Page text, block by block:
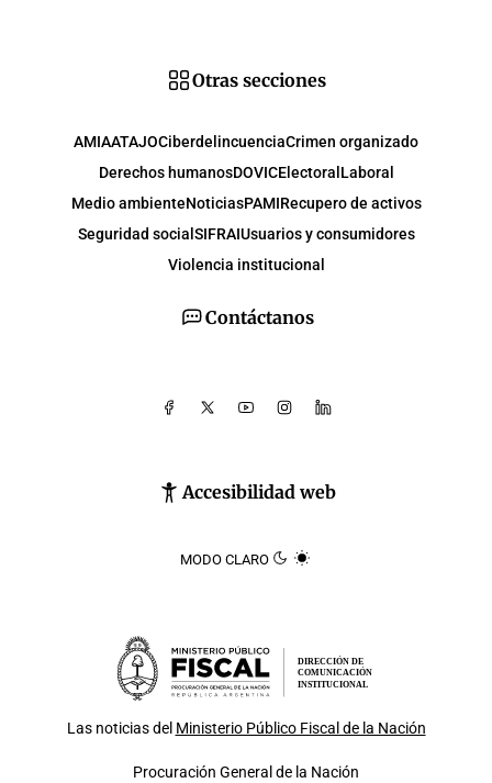
Contáctanos
Accesibilidad web
MODO CLARO
Otras secciones
AMIAATAJOCiberdelincuenciaCrimen organizado
Derechos humanosDOVICElectoral Laboral
Medio ambienteNoticiasPAMIRecupero de activos
Seguridad social SIFRAIUsuarios y consumidores
Violencia institucional
DIRECCIÓN DE
COMUNICACIÓN
INSTITUCIONAL
Las noticias del Ministerio Público Fiscal de la Nación
Procuración General de la Nación